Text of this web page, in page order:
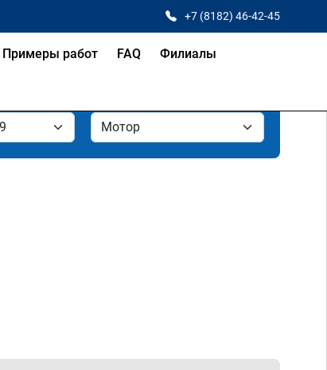
+7 (8182) 46-42-45
Примеры работ FAQ Филиалы